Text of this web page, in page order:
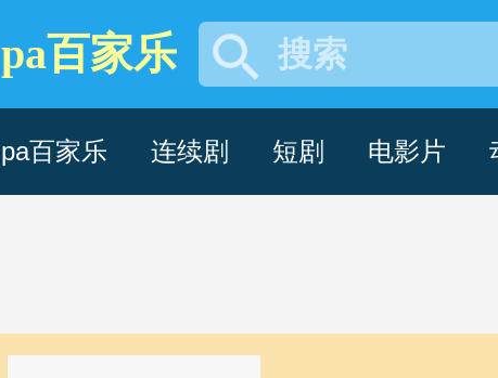
2018年电影解说 -pa百
pa百家乐 搜索
pa百家乐 连续剧 短剧 电影片